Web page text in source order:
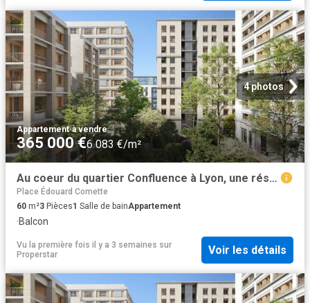
4 photos
Appartement·à vendre
365 000 €6 083 €/m²
Au coeur du quartier Confluence à Lyon, une résidence végétalisée dans l'air du temps
Place Édouard Comette
60 m²3 Pièces1 Salle de bainAppartement
·Balcon
Vu la première fois il y a 3 semaines sur
Properstar
Voir les détails